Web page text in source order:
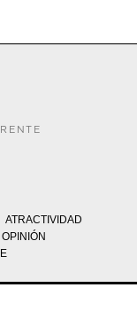
ATRACTIVIDAD